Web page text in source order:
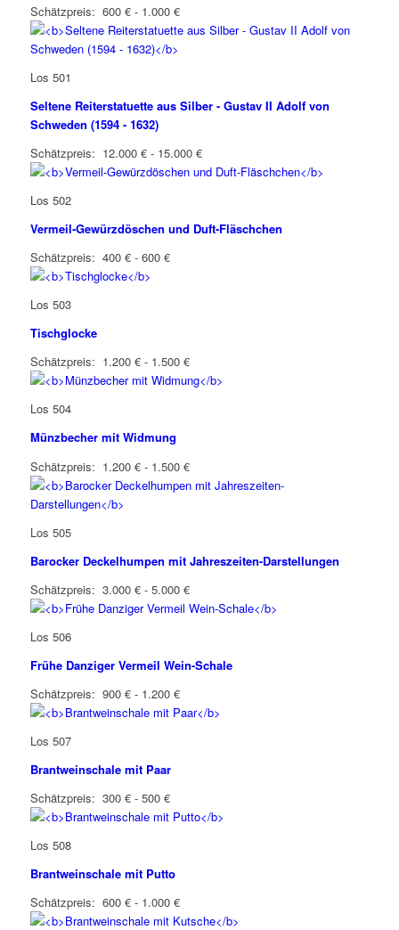
Schätzpreis: 600 € - 1.000 €
Los 501
Seltene Reiterstatuette aus Silber - Gustav II Adolf von
Schweden (1594 - 1632)
Schätzpreis: 12.000 € - 15.000 €
Los 502
Vermeil-Gewürzdöschen und Duft-Fläschchen
Schätzpreis: 400 € - 600 €
Los 503
Tischglocke
Schätzpreis: 1.200 € - 1.500 €
Los 504
Münzbecher mit Widmung
Schätzpreis: 1.200 € - 1.500 €
Los 505
Barocker Deckelhumpen mit Jahreszeiten-Darstellungen
Schätzpreis: 3.000 € - 5.000 €
Los 506
Frühe Danziger Vermeil Wein-Schale
Schätzpreis: 900 € - 1.200 €
Los 507
Brantweinschale mit Paar
Schätzpreis: 300 € - 500 €
Los 508
Brantweinschale mit Putto
Schätzpreis: 600 € - 1.000 €